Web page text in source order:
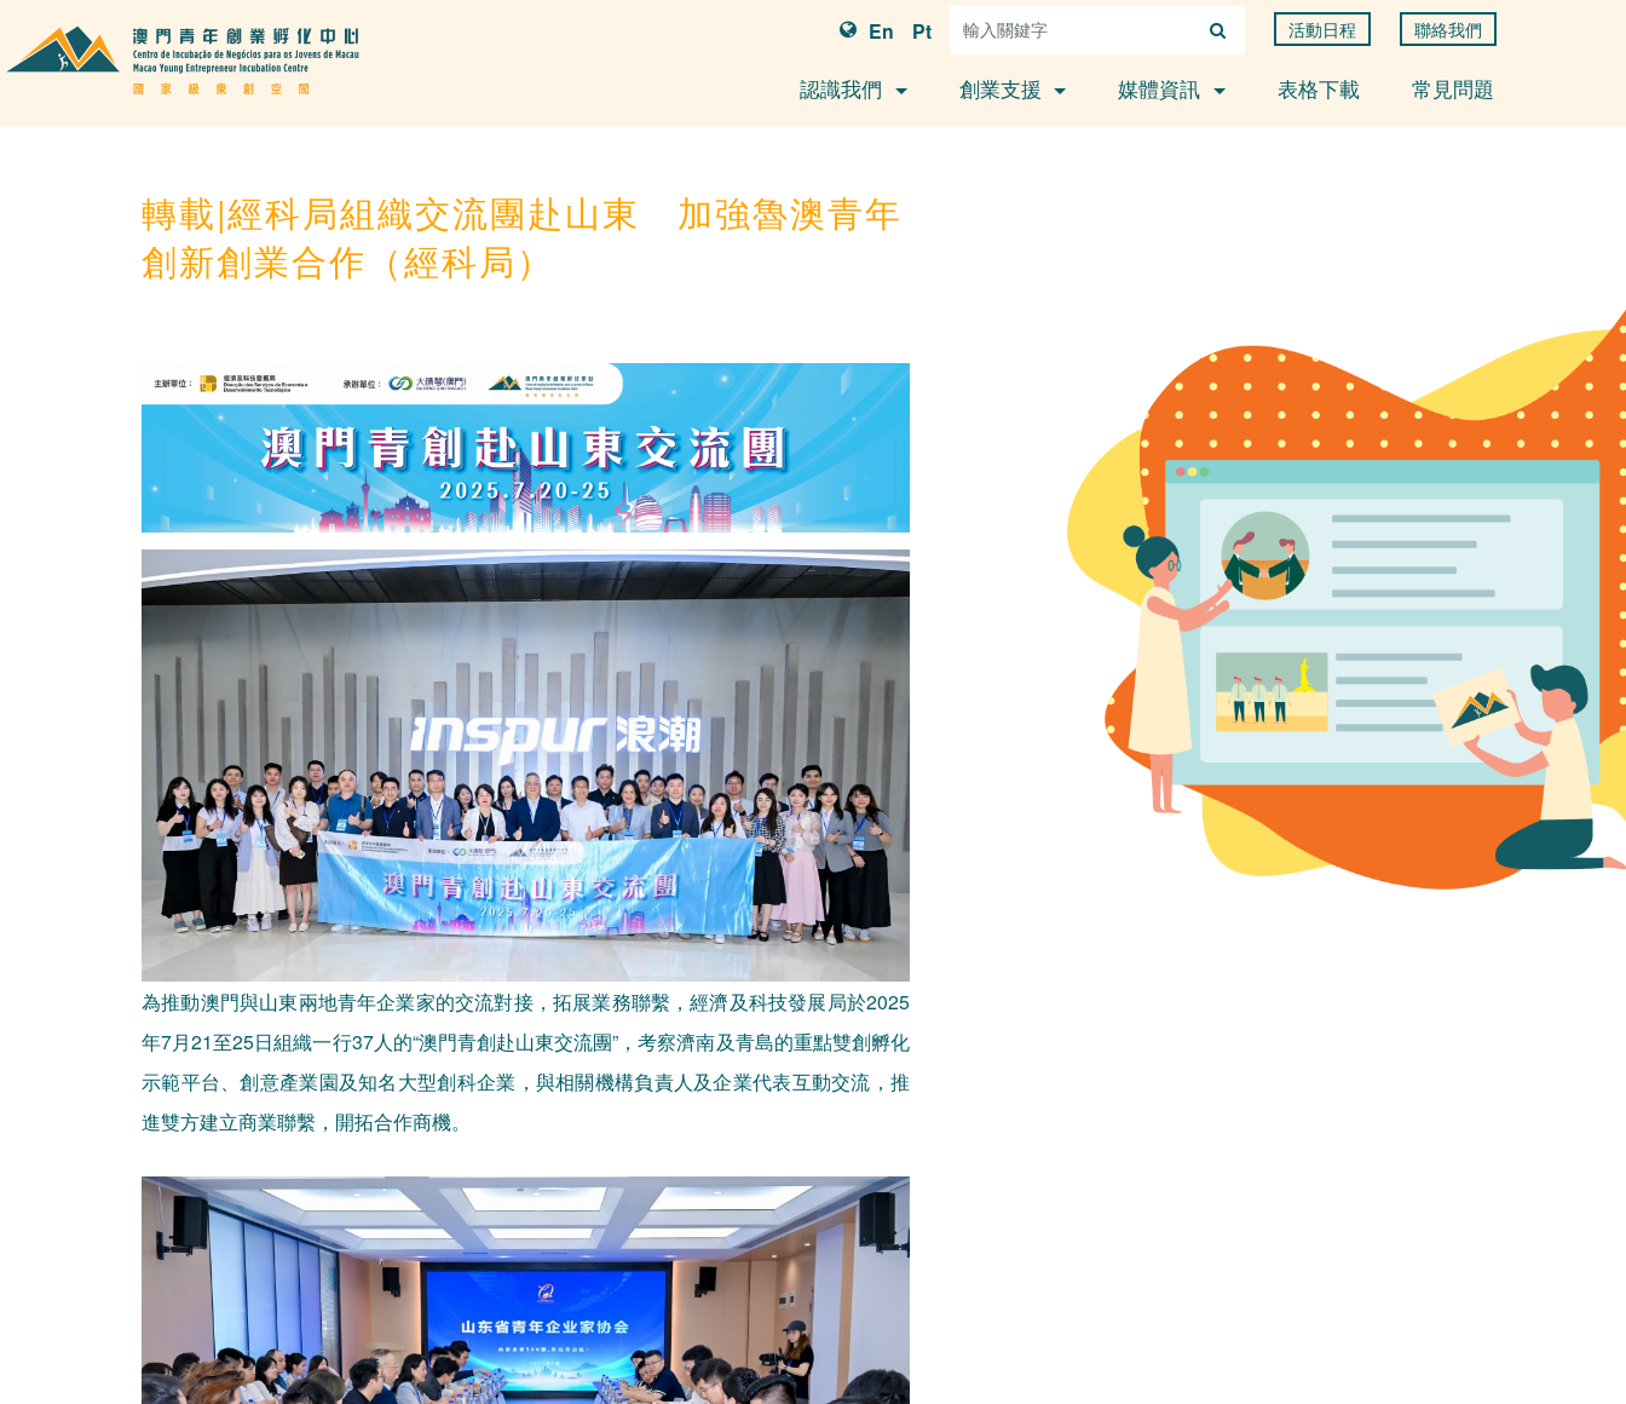
En Pt 活動日程 聯絡我們
認識我們 創業支援 媒體資訊 表格下載 常見問題
轉載|經科局組織交流團赴山東 加強魯澳青年
創新創業合作（經科局）
為推動澳門與山東兩地青年企業家的交流對接，拓展業務聯繫，經濟及科技發展局於2025
年7月21至25日組織一行37人的“澳門青創赴山東交流團”，考察濟南及青島的重點雙創孵化
示範平台、創意產業園及知名大型創科企業，與相關機構負責人及企業代表互動交流，推
進雙方建立商業聯繫，開拓合作商機。